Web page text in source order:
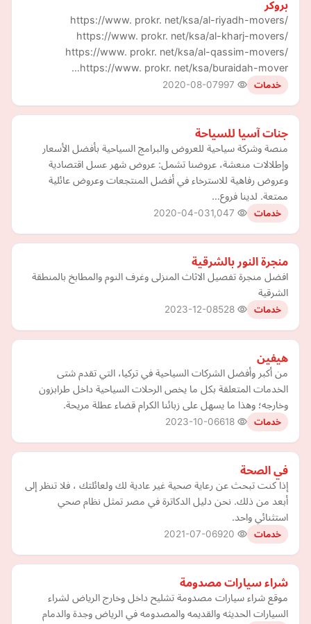
بروكر
https://www. prokr. net/ksa/al-riyadh-movers/
https://www. prokr. net/ksa/al-kharj-movers/
https://www. prokr. net/ksa/al-qassim-movers/
https://www. prokr. net/ksa/buraidah-mover…
خدمات 2020-08-07
جنات آسيا للسياحة
منصة وشركة سياحية للعروض والبرامج السياحية بأفضل الأسعار
وإطلالات منعشة، عروضنا تشمل: عروض شهر عسل اقتصادية
وعروض رفاهية للاسترخاء في أفضل المنتجعات وعروض عائلية
ممتعة. لدينا فروع…
خدمات 2020-04-03
منجرة النور بالشرقية
افضل منجرة تفصيل الاثاث المنزلى وغرف النوم والمطابخ بالمنطقة
الشرقية
خدمات 2023-12-08
هيفين
من أكبر وأفضل الشركات السياحية في تركيا، التي تقدم شتى
الخدمات المتعلقة بكل ما يخص الرحلات السياحية داخل طرابزون
وخارجه؛ وهذا ما يسهل على زبائنا الكرام قضاء عطلة مريحة.
خدمات 2023-10-06
في الصحة
إذا كنت تبحث عن رعاية صحية غير عادية لك ولعائلتك ، فلا تنظر إلى
أبعد من ذلك. نحن دليل الدكاترة في مصر تمثل نظام صحي
استثنائي واحد.
خدمات 2021-07-06
شراء سيارات مصدومة
موقع شراء سيارات مصدومة تشليح داخل وخارج الرياض لشراء
السيارات الحديثه والقديمه والمصدومه في الرياض وجدة والدمام